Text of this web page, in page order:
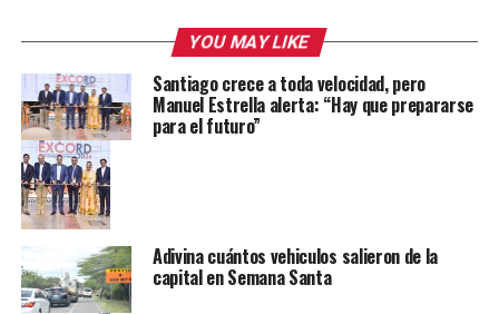
YOU MAY LIKE
Santiago crece a toda velocidad, pero
Manuel Estrella alerta: “Hay que prepararse
para el futuro”
Adivina cuántos vehiculos salieron de la
capital en Semana Santa